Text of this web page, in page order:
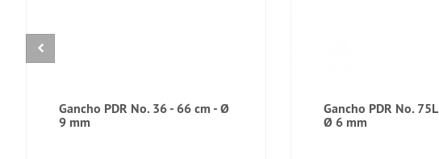
Gancho PDR No. 36 - 66 cm - Ø
9 mm
Gancho PDR No.
Ø 6 mm